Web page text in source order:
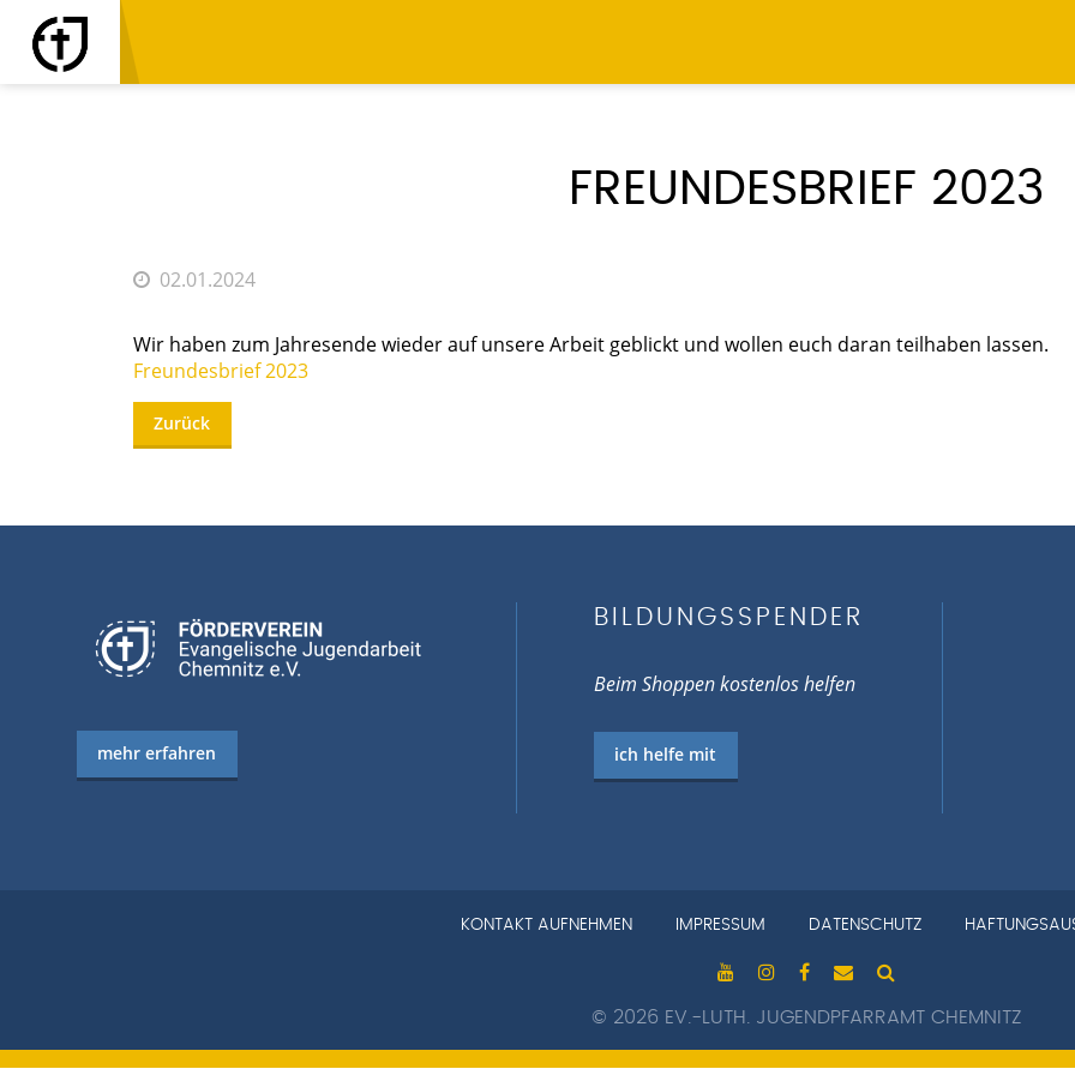
AKTUELLES
FREUNDESBRIEF 2023
02.01.2024
Wir haben zum Jahresende wieder auf unsere Arbeit geblickt und wollen euch daran teilhaben lassen.
Freundesbrief 2023
Zurück
mehr erfahren
BILDUNGSSPENDER
Beim Shoppen kostenlos helfen
ich helfe mit
Navigation
KONTAKT AUFNEHMEN IMPRESSUM DATENSCHUTZ
© 2026 EV.-LUTH. JUGENDPFARRAMT CHEMNITZ